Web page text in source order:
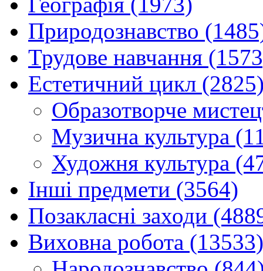
Природознавство
Трудове навчання
Естетичний цикл
Образотворче
Музична культура
Художня культура
Інші предмети (3564)
Позакласні заходи
Виховна робота (13533)